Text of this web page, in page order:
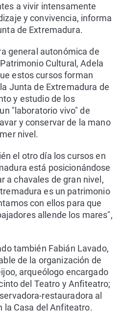
a vivir intensamente
y convivencia, informa
de Extremadura.
general autonómica de
Cultural, Adela
estos cursos forman
Junta de Extremadura de
y estudio de los
"laboratorio vivo" de
y conservar de la mano
nivel.
el otro día los cursos en
está posicionándose
a chavales de gran nivel,
es un patrimonio
con ellos para que
allende los mares",
también Fabián Lavado,
de la organización de
arqueólogo encargado
del Teatro y Anfiteatro;
restauradora al
la Casa del Anfiteatro.